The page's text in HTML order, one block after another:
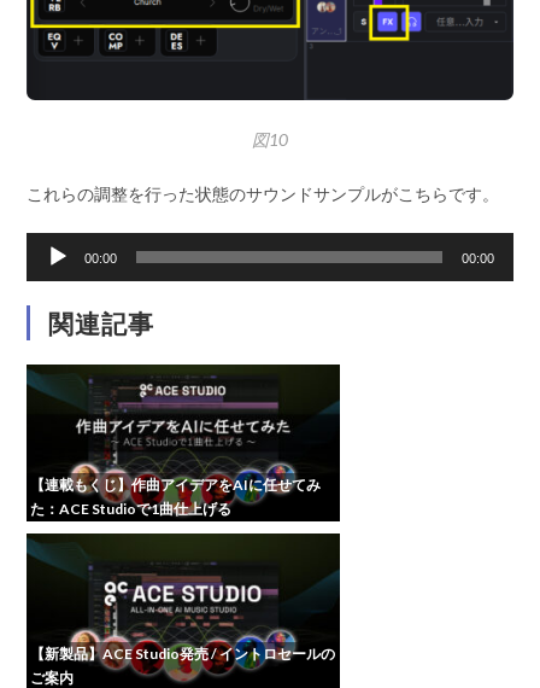
図10
これらの調整を行った状態のサウンドサンプルがこちらです。
声
プ
レ
ー
ヤ
00:00 00:00
関連記事
【連載もくじ】作曲アイデアをAIに任せてみ
た：ACE Studioで1曲仕上げる
【新製品】ACE Studio発売 / イントロセールの
ご案内